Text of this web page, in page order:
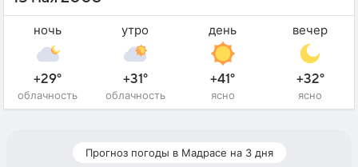
ночь
+29°
облачность
утро
+31°
облачность
день
+41°
ясно
вечер
+32°
ясно
Прогноз погоды в Мадрасе на 3 дня